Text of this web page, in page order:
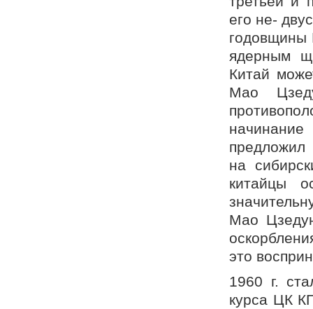
его не-
ядерным
Китай
Мао
предложил
на
китайцы
Мао
это
1960 г.
курса ЦК